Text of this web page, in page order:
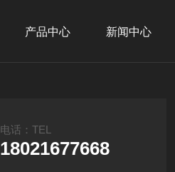
产品中心 新闻中心
电话：TEL
18021677668